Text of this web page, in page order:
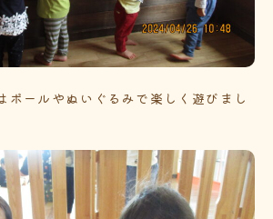
ボールやぬいぐるみで楽しく遊びまし